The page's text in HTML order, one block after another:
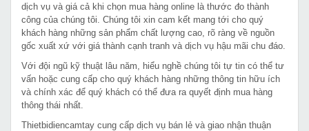
dịch vụ và giá cả khi chọn mua hàng online là thước đo thành
công của chúng tôi. Chúng tôi xin cam kết mang tới cho quý
khách hàng những sản phẩm chất lượng cao, rõ ràng về nguồn
gốc xuất xứ với giá thành cạnh tranh và dịch vụ hậu mãi chu đáo.
Với đội ngũ kỹ thuật lâu năm, hiểu nghề chúng tôi tự tin có thể tư
vấn hoặc cung cấp cho quý khách hàng những thông tin hữu ích
và chính xác để quý khách có thể đưa ra quyết định mua hàng
thông thái nhất.
Thietbidiencamtay cung cấp dịch vụ bán lẻ và giao nhận thuận